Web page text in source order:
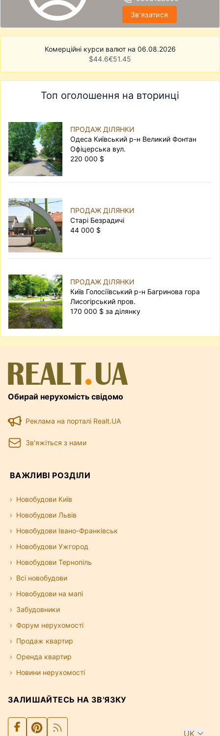
Звʼязатися
Комерційні курси валют на 06.08.2026
$44.6€51.45
Топ оголошення на вторинці
ПРОДАЖ ДІЛЯНКИ
Одеса Київський р-н Великий Фонтан
Офіцерська вул.
220 000 $
ПРОДАЖ ДІЛЯНКИ
Старі Безрадичі
44 000 $
ПРОДАЖ ДІЛЯНКИ
Київ Голосіївський р-н Багринова гора
Лисогірський пров.
170 000 $ за ділянку
Обирай нерухомість свідомо
Реклама на порталі Realt.UA
Зв'яжіться з нами
ВАЖЛИВІ РОЗДІЛИ
Новобудови Київ
Новобудови Львів
Новобудови Івано-Франківськ
Новобудови Ужгород
Новобудови Тернопіль
Всі новобудови
Новобудови на мапі
Забудовники
Форум нерухомості
Продаж квартир
Оренда квартир
Новини нерухомості
ЗАЛИШАЙТЕСЬ НА ЗВ'ЯЗКУ
UK